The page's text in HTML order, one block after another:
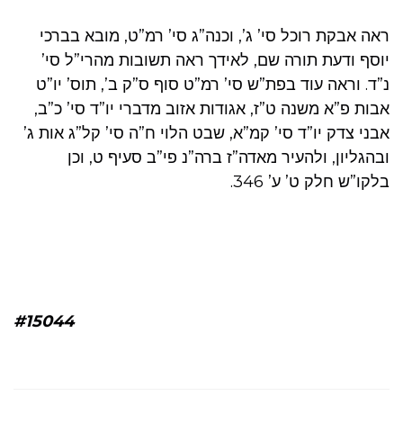
ראה אבקת רוכל סי’ ג’, וכנה”ג סי’ רמ”ט, מובא בברכי
יוסף ודעת תורה שם, לאידך ראה תשובות מהרי”ל סי’
נ”ד. וראה עוד בפת”ש סי’ רמ”ט סוף ס”ק ב’, תוס’ יו”ט
אבות פ”א משנה ט”ז, אגודות אזוב מדברי יו”ד סי’ כ”ב,
אבני צדק יו”ד סי’ קמ”א, שבט הלוי ח”ה סי’ קל”ג אות ג’
ובהגליון, ולהעיר מאדה”ז ברה”נ פי”ב סעיף ט, וכן
בלקו”ש חלק ט’ ע’ 346.
#15044